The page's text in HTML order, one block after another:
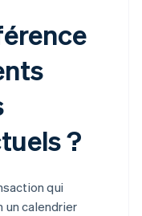
?
qui
un calendrier